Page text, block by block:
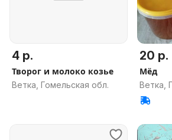
4 р.
Творог и молоко козье
Ветка, Гомельская обл.
20 р.
Мёд
Ветка,